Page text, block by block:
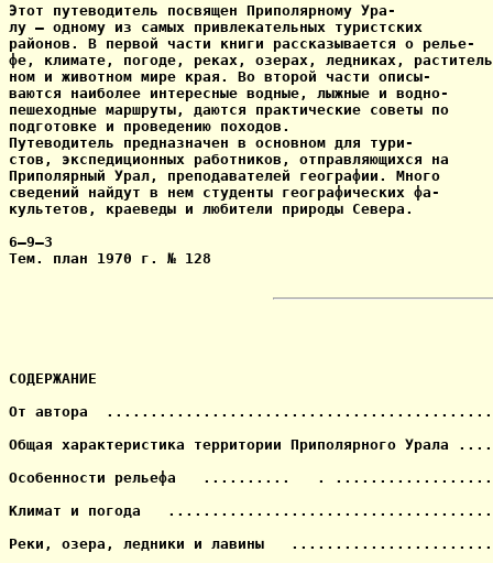
Этот путеводитель посвящен Приполярному Ура-
лу — одному из самых привлекательных туристских
районов. В первой части книги рассказывается о релье-
фе, климате, погоде, реках, озерах, ледниках,
ном и животном мире края. Во второй части описы-
ваются наиболее интересные водные, лыжные и водно-
пешеходные маршруты, даются практические советы по
подготовке и проведению походов.
Путеводитель предназначен в основном для тури-
стов, экспедиционных работников, отправляющихся на
Приполярный Урал, преподавателей географии. Много
сведений найдут в нем студенты географических фа-
культетов, краеведы и любители природы Севера.
6—9—3
Тем. план 1970 г. № 128
СОДЕРЖАНИЕ
От автора
Общая характеристика территории Приполярного Урала
Особенности рельефа   ..........   .
Климат и погода
Реки, озера, ледники и лавины